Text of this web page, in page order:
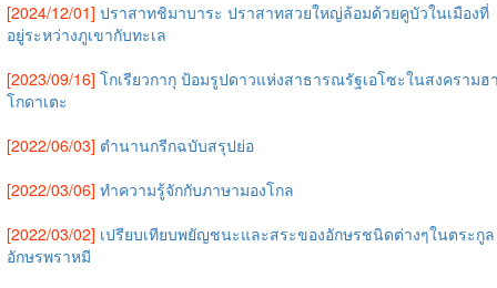
[2024/12/01] ปราสาทชิมาบาระ ปราสาทสวยใหญ่ล้อมด้วยคูบัวในเมืองที่
อยู่ระหว่างภูเขากับทะเล
[2023/09/16] โกเรียวกากุ ป้อมรูปดาวแห่งสาธารณรัฐเอโซะในสงครามฮ
โกดาเตะ
[2022/06/03] ตำนานกรีกฉบับสรุปย่อ
[2022/03/06] ทำความรู้จักกับภาษามองโกล
[2022/03/02] เปรียบเทียบพยัญชนะและสระของอักษรชนิดต่างๆในตระกูล
อักษรพราหมี